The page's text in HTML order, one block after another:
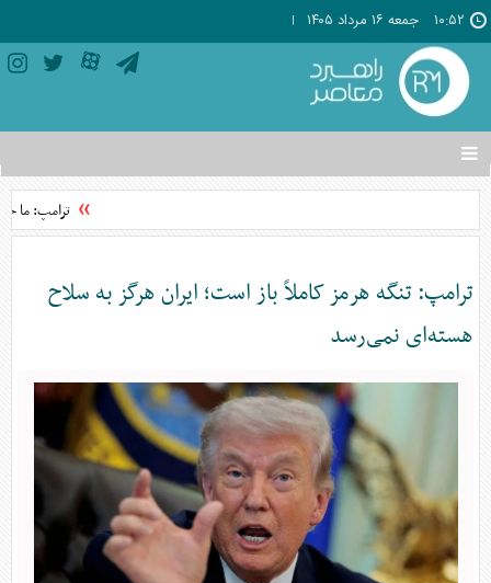
۱۰:۵۲ جمعه ۱۶ مرداد ۱۴۰۵
تغییر
وضعیت
منوی
ها
ترامپ: ما
ترامپ: تنگه هرمز کاملاً باز است؛ ایران هرگز به سلاح
هسته‌ای نمی‌رسد